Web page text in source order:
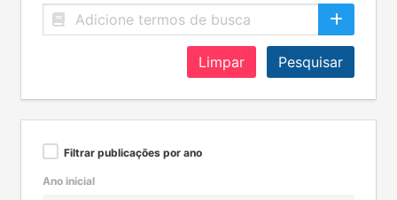
Limpar Pesquisar
Filtrar publicações por ano
Ano inicial